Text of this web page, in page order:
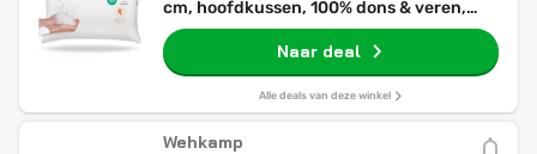
cm, hoofdkussen, 100% dons & veren,
kussen 40 x 60 cm, overtrek 100%
katoen, wasbaar, gemaakt in EU, Oeko-
Tex
Naar deal
Alle deals van deze winkel
Wehkamp